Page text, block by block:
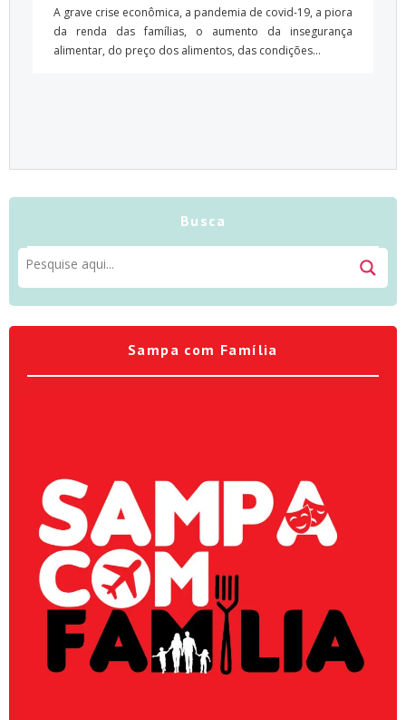
A grave crise econômica, a pandemia de covid-19, a piora
da renda das famílias, o aumento da in­segurança
alimentar, do preço dos alimentos, das condições...
Busca
Sampa com Família